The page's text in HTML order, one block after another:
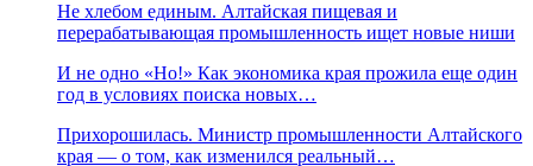
Не хлебом единым. Алтайская пищевая и
перерабатывающая промышленность ищет новые ниши
И не одно «Но!» Как экономика края прожила еще один
год в условиях поиска новых…
Прихорошилась. Министр промышленности Алтайского
края — о том, как изменился реальный…